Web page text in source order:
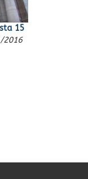
15
2016